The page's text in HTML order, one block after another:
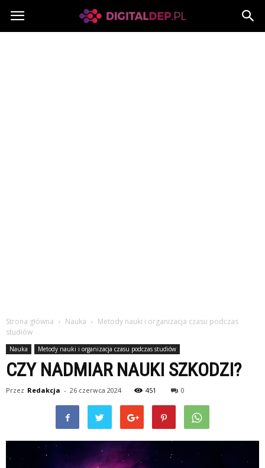
Digitaldep.pl
Strona główna Nauka
Metody nauki i organizacja czasu podczas
studiów
Nauka Metody nauki i organizacja czasu podczas studiów
CZY NADMIAR NAUKI SZKODZI?
Przez Redakcja - 26 czerwca 2024 451 0